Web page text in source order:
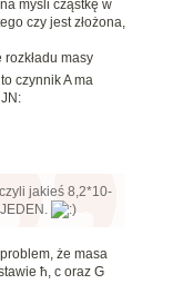
myśli cząstkę w
czy jest złożona,
masy
to czynnik A ma
jakieś 8,2*10-
że masa
ħ, c oraz G